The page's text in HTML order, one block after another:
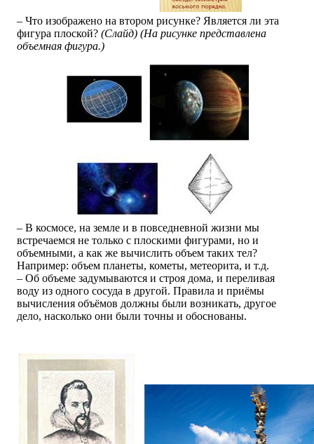
– Что изображено на втором рисунке? Является ли эта
фигура плоской? (Слайд) (На рисунке представлена
объемная фигура.)
– В космосе, на земле и в повседневной жизни мы
встречаемся не только с плоскими фигурами, но и
объемными, а как же вычислить объем таких тел?
Например: объем планеты, кометы, метеорита, и т.д.
– Об объеме задумываются и строя дома, и переливая
воду из одного сосуда в другой. Правила и приёмы
вычисления объёмов должны были возникать, другое
дело, насколько они были точны и обоснованы.